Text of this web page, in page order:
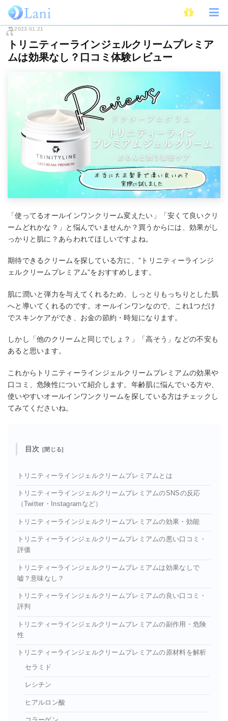
ホーム Beauty トリニティーラインジェルクリームプレミアムは効果なし
2023.01.21
トリニティーラインジェルクリームプレミア
ムは効果なし？口コミ体験レビュー
「使ってるオールインワンクリーム変えたい」「安くて良いクリ
ームどれかな？」と悩んでいませんか？買うからには、効果がし
っかりと肌に？あらわれてほしいですよね。
期待できるクリームを探している方に、”トリニティーラインジ
ェルクリームプレミアム”をおすすめします。
肌に潤いと弾力を与えてくれるため、しっとりもっちりとした肌
へと導いてくれるのです。オールインワンなので、これ1つだけ
でスキンケアができ、お金の節約・時短になります。
しかし「他のクリームと同じでしょ？」「高そう」などの不安も
あると思います。
これからトリニティーラインジェルクリームプレミアムの効果や
口コミ、危険性について紹介します。年齢肌に悩んでいる方や、
使いやすいオールインワンクリームを探している方はチェックし
てみてくださいね。
目次
トリニティーラインジェルクリームプレミアムとは
トリニティーラインジェルクリームプレミアムのSNSの反応
（Twitter・Instagramなど）
トリニティーラインジェルクリームプレミアムの効果・効能
トリニティーラインジェルクリームプレミアムの悪い口コミ・
評価
トリニティーラインジェルクリームプレミアムは効果なしで
嘘？意味なし？
トリニティーラインジェルクリームプレミアムの良い口コミ・
評判
トリニティーラインジェルクリームプレミアムの副作用・危険
性
トリニティーラインジェルクリームプレミアムの原材料を解析
セラミド
レシチン
ヒアルロン酸